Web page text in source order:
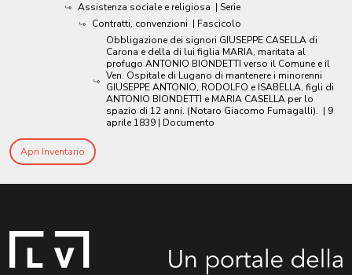
Assistenza sociale e religiosa | Serie
Contratti, convenzioni | Fascicolo
Obbligazione dei signori GIUSEPPE CASELLA di
Carona e della di lui figlia MARIA, maritata al
profugo ANTONIO BIONDETTI verso il Comune e il
Ven. Ospitale di Lugano di mantenere i minorenni
GIUSEPPE ANTONIO, RODOLFO e ISABELLA, figli di
ANTONIO BIONDETTI e MARIA CASELLA per lo
spazio di 12 anni. (Notaro Giacomo Fumagalli). | 9
aprile 1839 | Documento
Apri Inventario